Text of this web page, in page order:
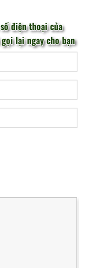
điện thoại của
lại ngay cho bạn